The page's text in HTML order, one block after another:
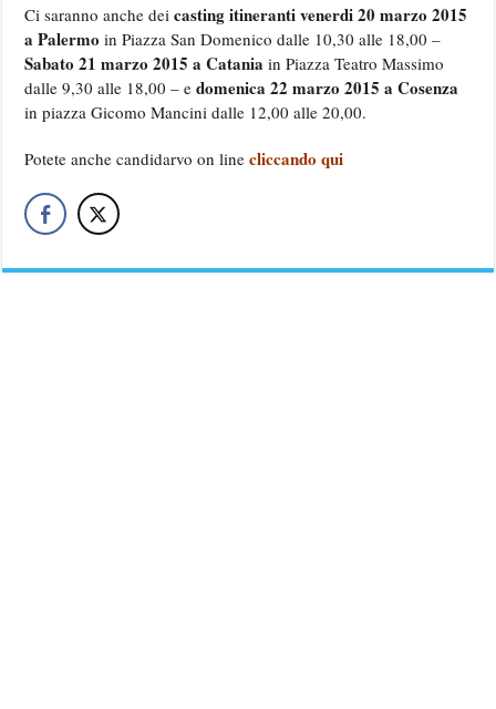
Ci saranno anche deicasting itineranti venerdi 20 marzo 2015
a Palermo in Piazza San Domenico dalle 10,30 alle 18,00 –
Sabato 21 marzo 2015 a Catania in Piazza Teatro Massimo
dalle 9,30 alle 18,00 – edomenica 22 marzo 2015 a Cosenza
in piazza Gicomo Mancini dalle 12,00 alle 20,00.
Potete anche candidarvo on line cliccando qui